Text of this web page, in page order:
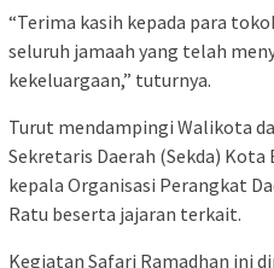
“Terima kasih kepada para
seluruh jamaah yang telah
kekeluargaan,” tuturnya.
Turut mendampingi Walikota
Sekretaris Daerah (Sekda)
kepala Organisasi Perangkat
Ratu beserta jajaran terkait.
​Kegiatan Safari Ramadhan ini